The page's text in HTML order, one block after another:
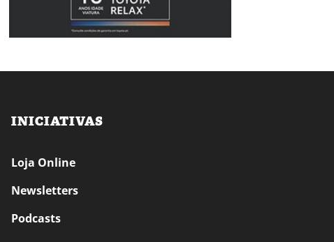
INICIATIVAS
Loja Online
Newsletters
Podcasts